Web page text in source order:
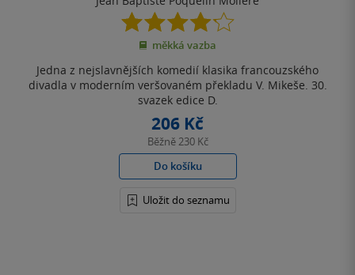
4.2
z
5
měkká vazba
Jedna z nejslavnějších komedií klasika francouzského
divadla v moderním veršovaném překladu V. Mikeše. 30.
svazek edice D.
206 Kč
Běžně230 Kč
Do košíku
Uložit do seznamu